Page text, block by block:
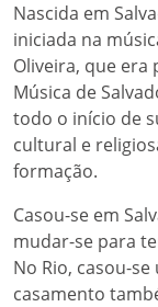
Nascida em
iniciada na
Oliveira, que
Música de
todo o início de
cultural e
formação.
Casou-se em
mudar-se para
No Rio, casou-
casamento